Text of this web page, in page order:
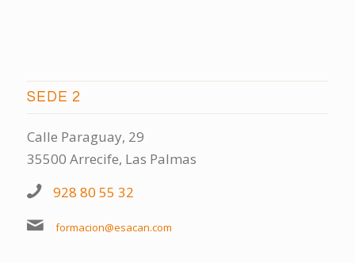
SEDE 2
Calle Paraguay, 29
35500 Arrecife, Las Palmas
928 80 55 32
formacion@esacan.com